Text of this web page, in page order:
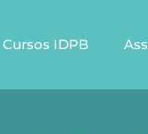
Cursos IDPB